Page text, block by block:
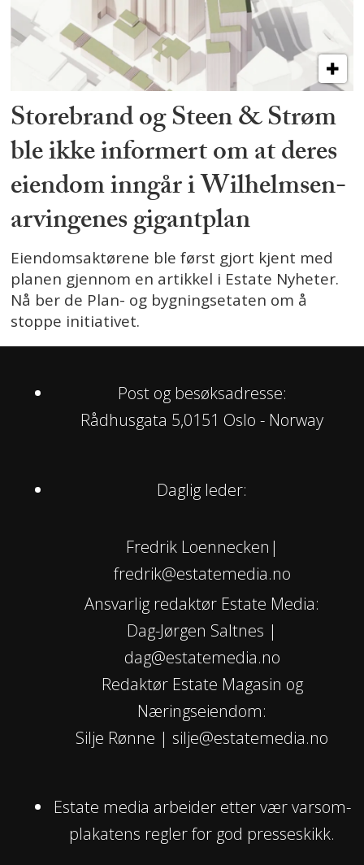
Storebrand og Steen & Strøm
ble ikke informert om at deres
eiendom inngår i Wilhelmsen-
arvingenes gigantplan
Eiendomsaktørene ble først gjort kjent med
planen gjennom en artikkel i Estate Nyheter.
Nå ber de Plan- og bygningsetaten om å
stoppe initiativet.
Post og besøksadresse:
Rådhusgata 5,0151 Oslo - Norway
Daglig leder:
Fredrik Loennecken|
fredrik@estatemedia.no
Ansvarlig redaktør Estate Media:
Dag-Jørgen Saltnes |
dag@estatemedia.no
Redaktør Estate Magasin og
Næringseiendom:
Silje Rønne | silje@estatemedia.no
Estate media arbeider etter vær varsom-
plakatens regler for god presseskikk.